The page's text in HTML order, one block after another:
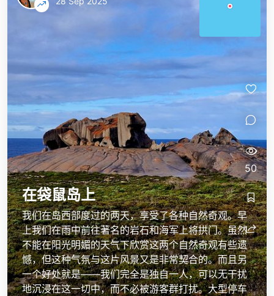
在袋鼠岛上
我们在岛西部度过的两天，享受了各种自然奇观。早
上我们在雨中前往著名的岩石和海军上将拱门。虽然
不能在阳光明媚的天气下欣赏这两个自然奇观有些遗
憾，但这种气氛与这片风景又是非常契合的。而且另
一个好处就是——我们完全是独自一人，可以无干扰
地沉浸在这一切中，而不必被游客群打扰。大型停车
50